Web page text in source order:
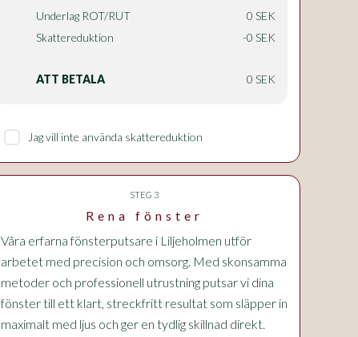
Underlag ROT/RUT
0 SEK
Skattereduktion
-0 SEK
ATT BETALA 0 SEK
Jag vill inte använda skattereduktion
STEG 3
Rena fönster
Våra erfarna fönsterputsare i Liljeholmen utför
arbetet med precision och omsorg. Med skonsamma
metoder och professionell utrustning putsar vi dina
fönster till ett klart, streckfritt resultat som släpper in
maximalt med ljus och ger en tydlig skillnad direkt.